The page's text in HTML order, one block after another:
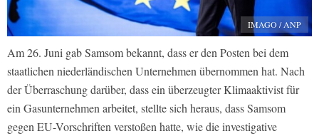
IMAGO / ANP
Am 26. Juni gab Samsom bekannt, dass er den Posten bei dem
staatlichen niederländischen Unternehmen übernommen hat. Nach
der Überraschung darüber, dass ein überzeugter Klimaaktivist für
ein Gasunternehmen arbeitet, stellte sich heraus, dass Samsom
gegen EU-Vorschriften verstoßen hatte, wie die investigative